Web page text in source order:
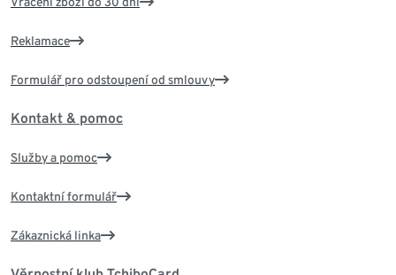
Reklamace
Formulář pro odstoupení od smlouvy
Kontakt & pomoc
Služby a pomoc
Kontaktní formulář
Zákaznická linka